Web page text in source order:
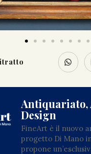
Antiquariato,
Design
FineArt è il nuovo
progetto Di Mano
propone